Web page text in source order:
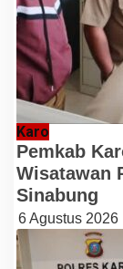
Karo
Pemkab
Wisatawan
Sinabung
6 Agustus 2026